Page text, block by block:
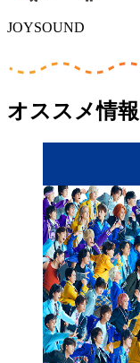
JOYSOUND
オススメ情報